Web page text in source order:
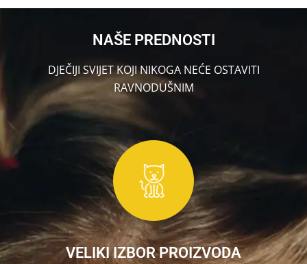
NAŠE PREDNOSTI
DJEČIJI SVIJET KOJI NIKOGA NEĆE OSTAVITI
RAVNODUŠNIM
VELIKI IZBOR PROIZVODA